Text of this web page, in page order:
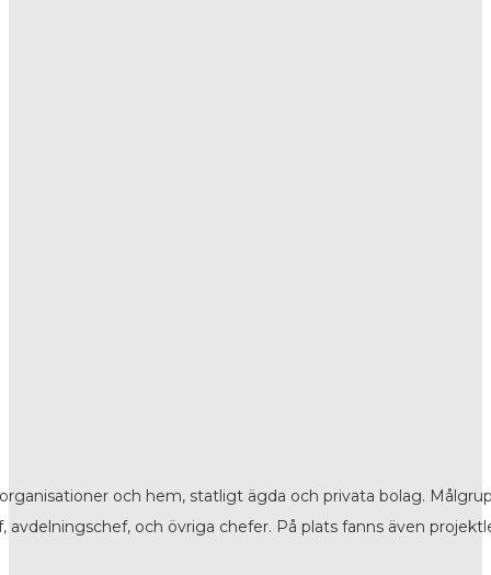
och hem, statligt ägda och privata bolag.
och övriga chefer. På plats fanns även